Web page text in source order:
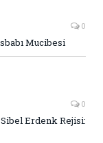
0
Mucibesi
0
Erdenk Rejisi: